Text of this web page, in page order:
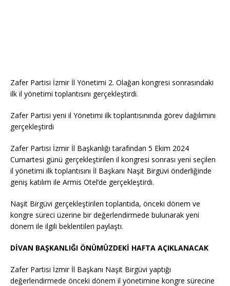
Zafer Partisi İzmir İl Yönetimi 2. Olağan kongresi sonrasındaki
ilk il yönetimi toplantısını gerçekleştirdi.
Zafer Partisi yeni il Yönetimi ilk toplantısınında görev dağılımını
gerçekleştirdi
Zafer Partisi İzmir İl Başkanlığı tarafından 5 Ekim 2024
Cumartesi günü gerçekleştirilen il kongresi sonrası yeni seçilen
il yönetimi ilk toplantısını İl Başkanı Naşit Birgüvi önderliğinde
geniş katılım ile Armis Otel’de gerçekleştirdi.
Naşit Birgüvi gerçekleştirilen toplantıda, önceki dönem ve
kongre süreci üzerine bir değerlendirmede bulunarak yeni
dönem ile ilgili beklentileri paylaştı.
DİVAN BAŞKANLIĞI ÖNÜMÜZDEKİ HAFTA AÇIKLANACAK
Zafer Partisi İzmir İl Başkanı Naşit Birgüvi yaptığı
değerlendirmede önceki dönem il yönetimine kongre sürecine